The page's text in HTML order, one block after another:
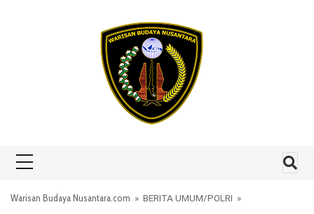
Warisan Budaya Nusantara.com » BERITA UMUM/POLRI »